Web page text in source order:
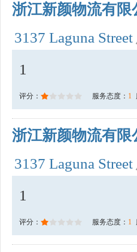
浙江新颜物流有限
3137 Laguna Street
1
评分： 服务态度： 1
浙江新颜物流有限
3137 Laguna Street
1
评分： 服务态度： 1